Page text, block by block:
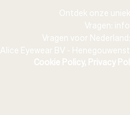
Ontdek onze
Vragen:
Vragen voor Nederland:
Alice Eyewear BV -
Cookie Policy, Privacy